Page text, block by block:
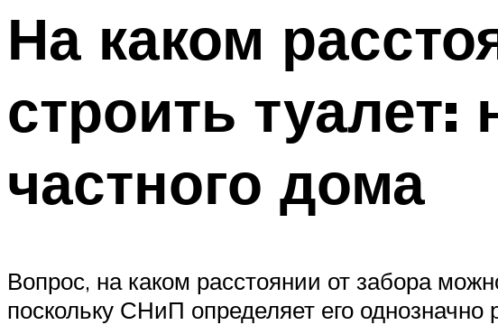
На каком
строить
частного дома
Вопрос, на каком расстоянии от забора
поскольку СНиП определяет его